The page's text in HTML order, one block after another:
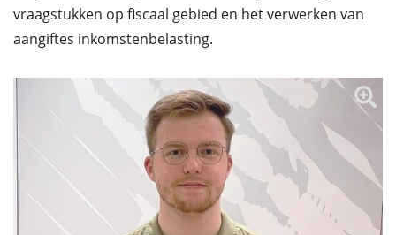
vraagstukken op fiscaal gebied en het verwerken van
aangiftes inkomstenbelasting.